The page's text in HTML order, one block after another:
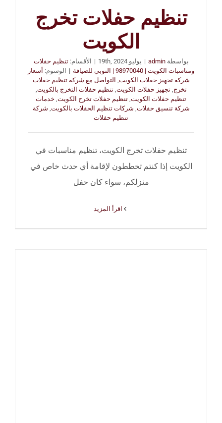
تنظيم حفلات تخرج
الكويت
بواسطةadmin
| يوليو 19th, 2024 | الأقسام:تنظيم حفلات
ومناسبات الكويت | 98970040 | النوبي للضيافة
| الوسوم: أسعار
شركة تجهيز حفلات الكويت, التواصل مع شركة تنظيم حفلات
تخرج,تجهيز حفلات الكويت,تنظيم حفلات التخرج بالكويت,
تنظيم حفلات الكويت, تنظيم حفلات تخرج الكويت, خدمات
شركة تنسيق حفلات, شركات تنظيم الحفلات بالكويت, شركة
تنظيم حفلات
تنظيم حفلات تخرج الكويت، تنظيم مناسبات في
الكويت إذا كنتم تخططون لإقامة أي حدث خاص في
منزلكم، سواء كان حفل